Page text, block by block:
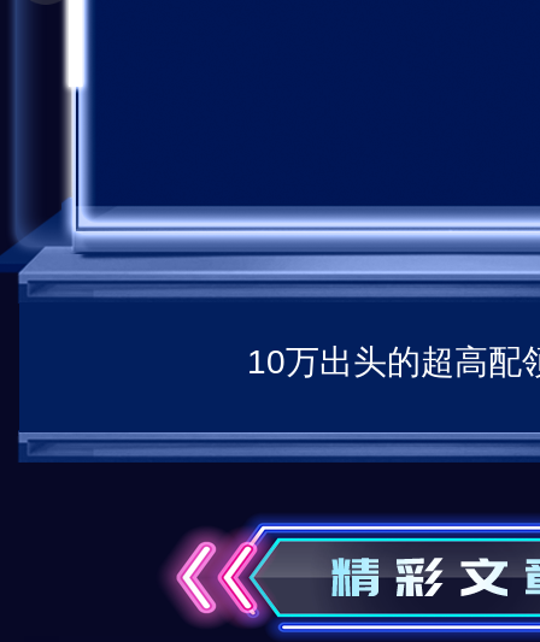
10万出头的超高配